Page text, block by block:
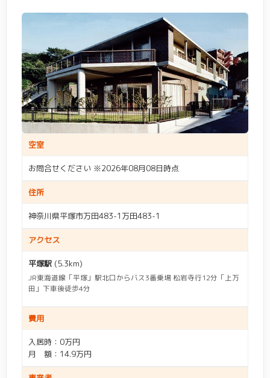
空室
お問合せください ※2026年08月08日時点
住所
神奈川県平塚市万田483-1万田483-1
アクセス
平塚駅 (5.3km)
JR東海道線「平塚」駅北口からバス3番乗場 松岩寺行12分「上万
田」下車後徒歩4分
費用
入居時：0万円
月 額：14.9万円